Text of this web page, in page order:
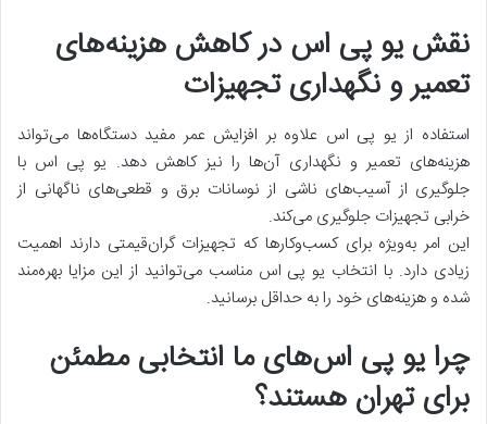
نقش یو پی اس در کاهش هزینه‌های
تعمیر و نگهداری تجهیزات
استفاده از یو پی اس علاوه بر افزایش عمر مفید دستگاه‌ها می‌تواند
هزینه‌های تعمیر و نگهداری آن‌ها را نیز کاهش دهد. یو پی اس با
جلوگیری از آسیب‌های ناشی از نوسانات برق و قطعی‌های ناگهانی از
خرابی تجهیزات جلوگیری می‌کند.
این امر به‌ویژه برای کسب‌وکارها که تجهیزات گران‌قیمتی دارند اهمیت
زیادی دارد. با انتخاب یو پی اس مناسب می‌توانید از این مزایا بهره‌مند
شده و هزینه‌های خود را به حداقل برسانید.
چرا یو پی اس‌های ما انتخابی مطمئن
برای تهران هستند؟